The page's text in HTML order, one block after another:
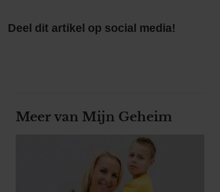
Deel dit artikel op social media!
Meer van Mijn Geheim